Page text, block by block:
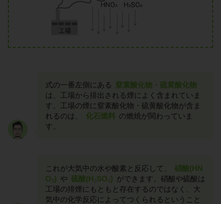
式の一番左側にある 窒素酸化物・硫黄酸化物
は、工場から排出される煙によく含まれていま
す。工場の煙に窒素酸化物・硫黄酸化物が含ま
れるのは、
化石燃料 の燃焼が関わっていま
す。
これが大気中の水や酸素と反応して、
硝酸(HN
O3) や 硫酸(H2SO4) ができます。硝酸や硫酸は
工場の排煙にもともと存在するのではなく、大
気中の化学反応によってつくられるということ